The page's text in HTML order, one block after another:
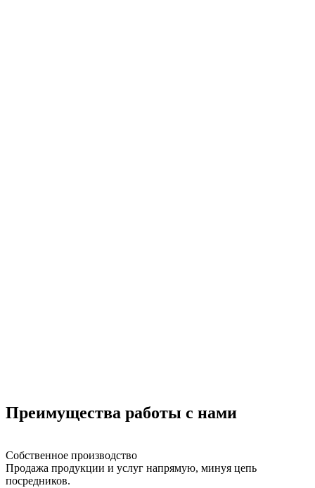
Преимущества работы с нами
Собственное производство
Продажа продукции и услуг напрямую, минуя цепь
посредников.